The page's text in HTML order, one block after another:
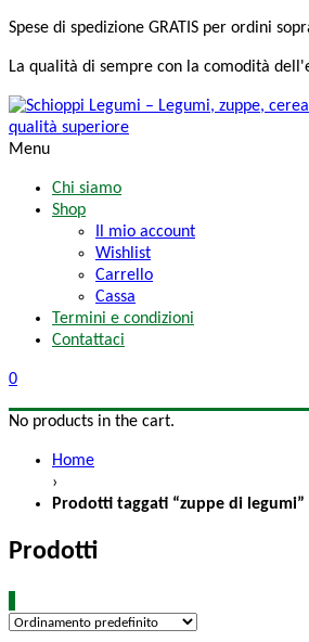
Spese di spedizione GRATIS per ordini
La qualità di sempre con la comodità
Menu
Chi siamo
Shop
Il mio account
Wishlist
Carrello
Cassa
Termini e condizioni
Contattaci
0
No products in the cart.
Home
›
Prodotti taggati “zuppe di legumi”
Prodotti